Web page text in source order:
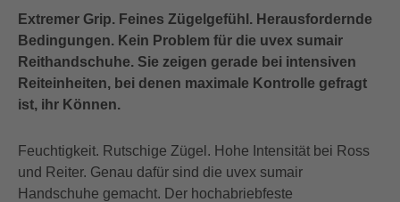
Extremer Grip. Feines Zügelgefühl. Herausfordernde
Bedingungen. Kein Problem für die uvex sumair
Reithandschuhe. Sie zeigen gerade bei intensiven
Reiteinheiten, bei denen maximale Kontrolle gefragt
ist, ihr Können.
Feuchtigkeit. Rutschige Zügel. Hohe Intensität bei Ross
und Reiter. Genau dafür sind die uvex sumair
Handschuhe gemacht. Der hochabriebfeste